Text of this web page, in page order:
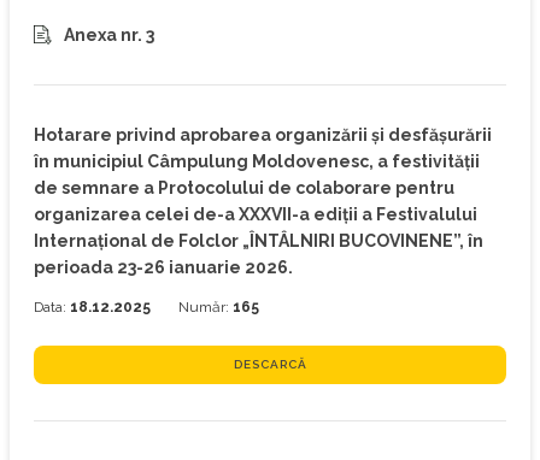
Anexa nr. 3
Hotarare privind aprobarea organizării și desfășurării
în municipiul Câmpulung Moldovenesc, a festivității
de semnare a Protocolului de colaborare pentru
organizarea celei de-a XXXVII-a ediții a Festivalului
Internațional de Folclor „ÎNTÂLNIRI BUCOVINENE”, în
perioada 23-26 ianuarie 2026.
Data: 18.12.2025 Număr: 165
DESCARCĂ